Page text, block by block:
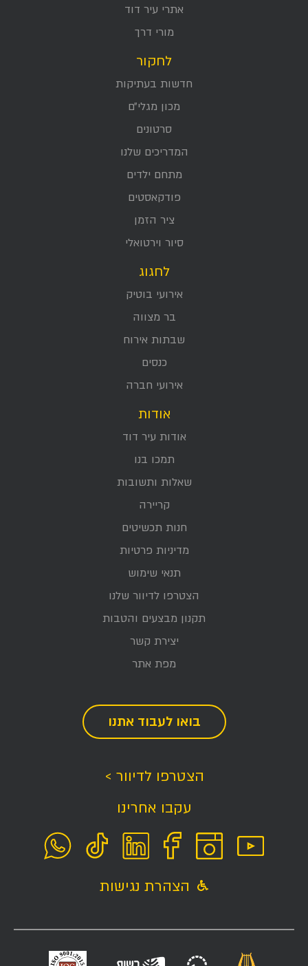
אתרי עיר דוד
מורי דרך
לחקור
חדשות בעתיקות
מכון מגלי״ם
סרטונים
המדריכים שלנו
מתחם ילדים
פודקאסטים
ציר הזמן
סיור וירטואלי
לחגוג
אירועי בוטיק
בר מצווה
שבתות אירוח
כנסים
אירועי חברה
אודות
אודות עיר דוד
תמכו בנו
שאלות ותשובות
קריירה
חנות תכשיטים
מדיניות פרטיות
תנאי שימוש
הצטרפו לדיוור שלנו
תקנון מבצעים והטבות
יצירת קשר
מפת אתר
בואו לעבוד אתנו
הצטרפו לדיוור >
עקבו אחרינו
הצהרת נגישות